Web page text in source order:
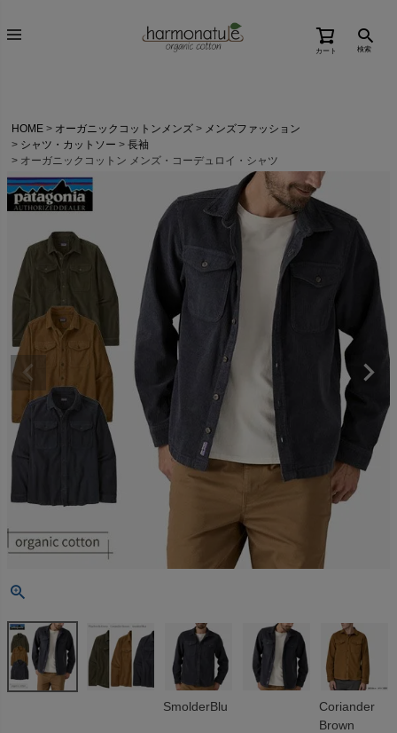
カート 検索
HOME オーガニックコットンメンズ
メンズファッション
シャツ・カットソー
長袖
オーガニックコットン メンズ・コーデュロイ・シャツ
SmolderBlu
Coriander
Brown